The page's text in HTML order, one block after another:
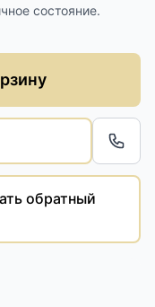
состояние.
обратный